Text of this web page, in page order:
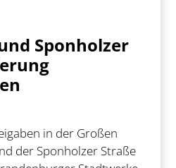
Sponholzer
in der Großen
der Sponholzer Straße